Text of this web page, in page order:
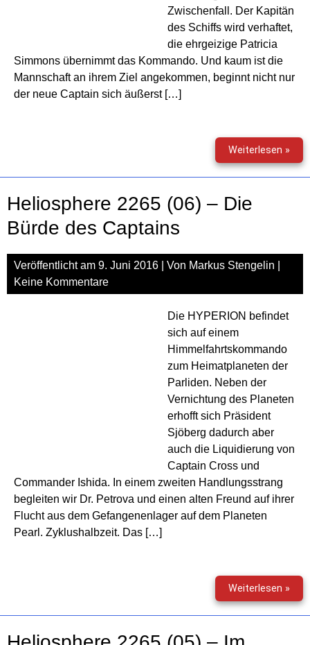
Zwischenfall. Der Kapitän
des Schiffs wird verhaftet,
die ehrgeizige Patricia
Simmons übernimmt das Kommando. Und kaum ist die
Mannschaft an ihrem Ziel angekommen, beginnt nicht nur
der neue Captain sich äußerst […]
Weiterlesen »
–
Heliosphere 2265 (06) – Die
Bürde des Captains
Veröffentlicht am 9. Juni 2016 | Von Markus Stengelin
Keine Kommentare
Die HYPERION befindet
sich auf einem
Himmelfahrtskommando
zum Heimatplaneten der
Parliden. Neben der
Vernichtung des Planeten
erhofft sich Präsident
Sjöberg dadurch aber
auch die Liquidierung von
Captain Cross und
Commander Ishida. In einem zweiten Handlungsstrang
begleiten wir Dr. Petrova und einen alten Freund auf ihrer
Flucht aus dem Gefangenenlager auf dem Planeten
Pearl. Zyklushalbzeit. Das […]
Weiterlesen »
(06)